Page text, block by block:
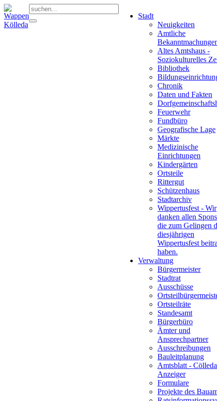
Stadt
Neuigkeiten
Amtliche
Altes Amtshaus -
Soziokulturelles
Bibliothek
Chronik
Daten und Fakten
Feuerwehr
Fundbüro
Geografische Lage
Märkte
Medizinische
Einrichtungen
Kindergärten
Ortsteile
Rittergut
Schützenhaus
Stadtarchiv
Wippertusfest - Wir
danken allen
die zum Gelingen
diesjährigen
Wippertusfest
haben.
Verwaltung
Bürgermeister
Stadtrat
Ausschüsse
Ortsteilräte
Standesamt
Bürgerbüro
Ämter und
Ansprechpartner
Ausschreibungen
Bauleitplanung
Amtsblatt -
Anzeiger
Formulare
Projekte des